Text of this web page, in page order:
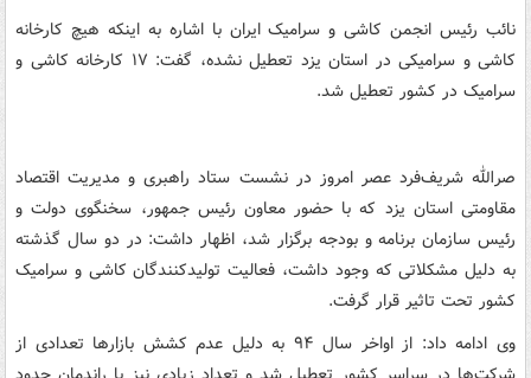
نائب رئیس انجمن کاشی و سرامیک ایران با اشاره به اینکه هیچ کارخانه
کاشی و سرامیکی در استان یزد تعطیل نشده، گفت: ۱۷ کارخانه کاشی و
سرامیک در کشور تعطیل شد.
صرالله شریف‌فرد عصر امروز در نشست ستاد راهبری و مدیریت اقتصاد
مقاومتی استان یزد که با حضور معاون رئیس جمهور، سخنگوی دولت و
رئیس سازمان برنامه و بودجه برگزار شد، اظهار داشت: در دو سال گذشته
به دلیل مشکلاتی که وجود داشت، فعالیت تولیدکنندگان کاشی و سرامیک
کشور تحت تاثیر قرار گرفت.
وی ادامه داد: از اواخر سال ۹۴ به دلیل عدم کشش بازارها تعدادی از